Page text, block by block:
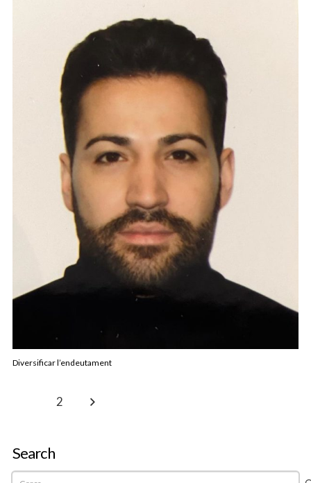
Diversificar l’endeutament
2
Search
Cerca: